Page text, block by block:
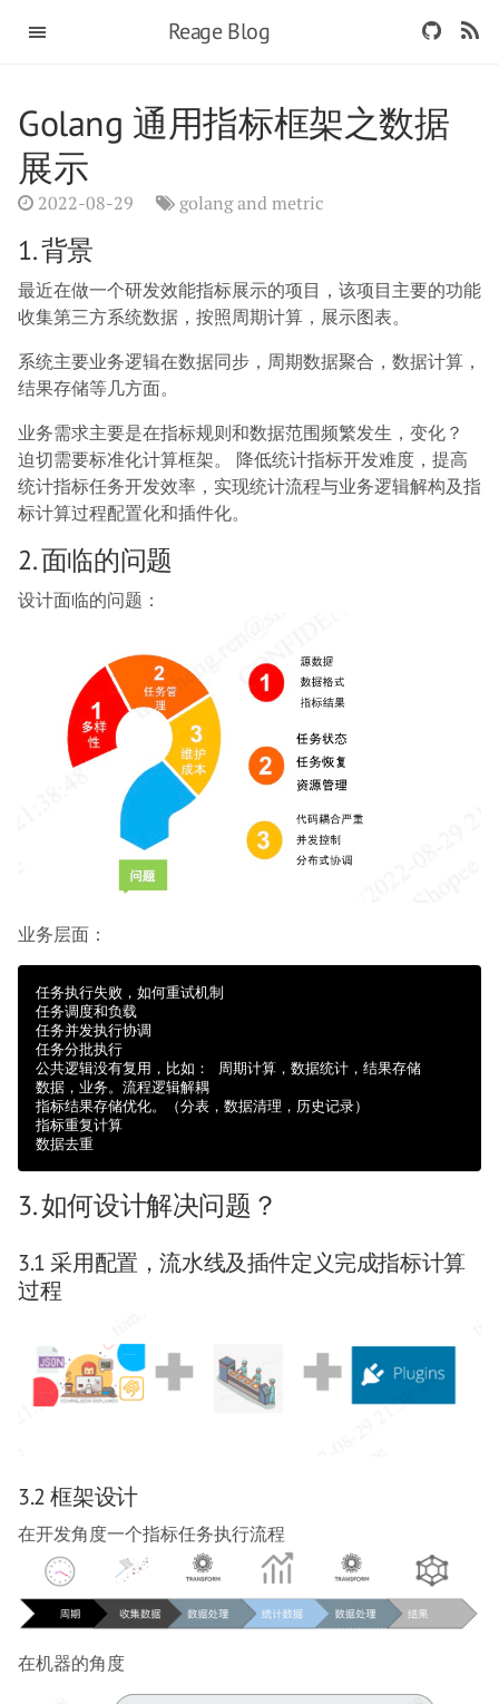
Reage Blog
Golang 通用指标框架之数据
展示
2022-08-29 golang and metric
1. 背景
最近在做一个研发效能指标展示的项目，该项目主要的功能
收集第三方系统数据，按照周期计算，展示图表。
系统主要业务逻辑在数据同步，周期数据聚合，数据计算，
结果存储等几方面。
业务需求主要是在指标规则和数据范围频繁发生，变化？
迫切需要标准化计算框架。 降低统计指标开发难度，提高
统计指标任务开发效率，实现统计流程与业务逻辑解构及指
标计算过程配置化和插件化。
2. 面临的问题
设计面临的问题：
业务层面：
任务执行失败，如何重试机制
任务调度和负载
任务并发执行协调
任务分批执行
公共逻辑没有复用，比如： 周期计算，数据统计，结果存储
数据，业务。流程逻辑解耦
指标结果存储优化。（分表，数据清理，历史记录）
指标重复计算
3. 如何设计解决问题？
3.1 采用配置，流水线及插件定义完成指标计算
过程
3.2 框架设计
在开发角度一个指标任务执行流程
在机器的角度